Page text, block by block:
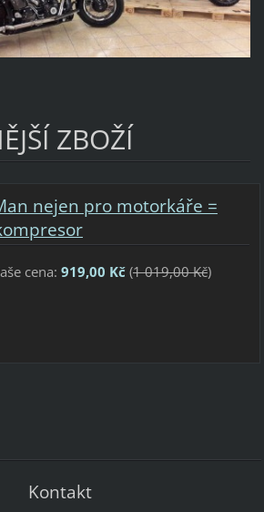
ZBOŽÍ
nejen pro motorkáře =
cena: 919,00 Kč(1 019,00 Kč)
Kontakt